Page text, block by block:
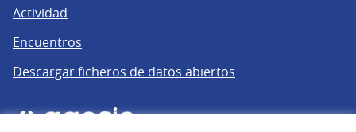
Actividad
Encuentros
Descargar ficheros de datos abiertos